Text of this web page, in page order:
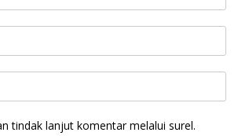
tindak lanjut komentar melalui surel.